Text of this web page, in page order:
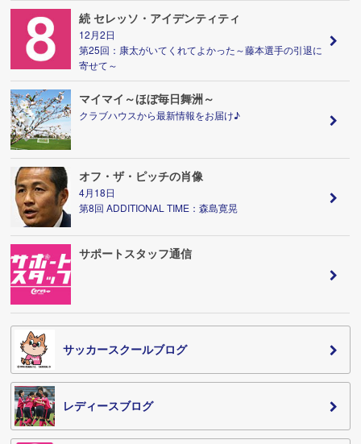
続 セレッソ・アイデンティティ
12月2日
第25回：康太がいてくれてよかった～藤本選手の引退に
寄せて～
マイマイ～ほぼ毎日舞洲～
クラブハウスから最新情報をお届け♪
オフ・ザ・ピッチの肖像
4月18日
第8回 ADDITIONAL TIME：森島寛晃
サポートスタッフ通信
サッカースクールブログ
レディースブログ